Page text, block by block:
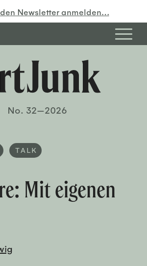
Newsletter anmelden…
No. 32—2026
TALK
Mit eigenen